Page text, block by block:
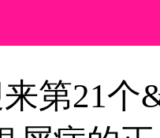
21个